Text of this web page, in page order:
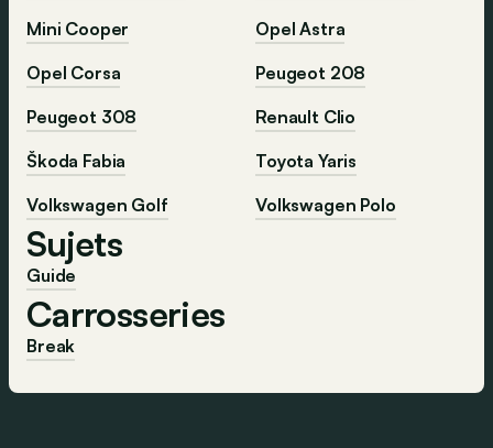
Mini Cooper
Opel Astra
Opel Corsa
Peugeot 208
Peugeot 308
Renault Clio
Škoda Fabia
Toyota Yaris
Volkswagen Golf
Volkswagen Polo
Sujets
Guide
Carrosseries
Break